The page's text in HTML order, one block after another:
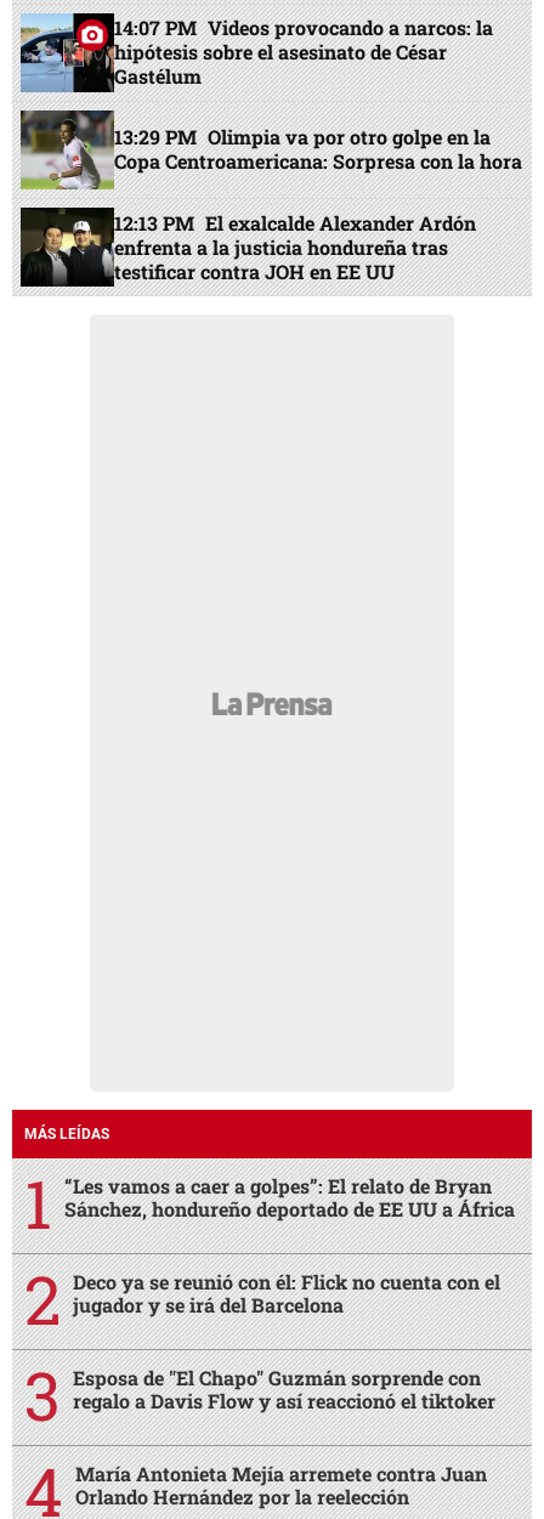
14:07 PM Videos provocando a narcos: la
hipótesis sobre el asesinato de César
Gastélum
13:29 PM Olimpia va por otro golpe en la
Copa Centroamericana: Sorpresa con la hora
12:13 PM El exalcalde Alexander Ardón
enfrenta a la justicia hondureña tras
testificar contra JOH en EE UU
MÁS LEÍDAS
“Les vamos a caer a golpes”: El relato de Bryan
Sánchez, hondureño deportado de EE UU a África
Deco ya se reunió con él: Flick no cuenta con el
jugador y se irá del Barcelona
Esposa de "El Chapo" Guzmán sorprende con
regalo a Davis Flow y así reaccionó el tiktoker
María Antonieta Mejía arremete contra Juan
Orlando Hernández por la reelección